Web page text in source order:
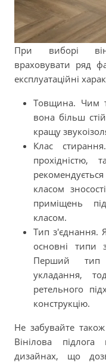
При виборі
враховувати ряд
експлуатаційні
Товщина. Чим
вона більш
кращу
Клас
класом
приміщень
класом.
Тип з'єднання.
основні типи
Перший тип
укладання,
ретельного
конструкцію.
Не забувайте
Вінілова підлога
дизайнах, що